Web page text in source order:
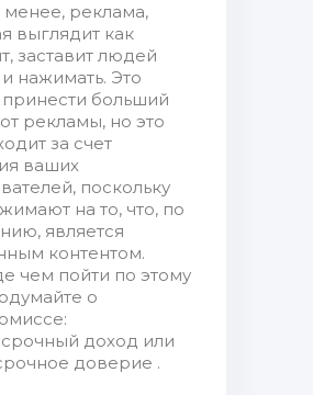
реклама,
выглядит как
заставит людей
и нажимать. Это
больший
рекламы, но это
за счет
ваших
поскольку
на то, что, по
является
контентом.
чем пойти по этому
о
доход или
доверие .